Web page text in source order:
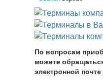
По вопросам
можете
электронной почте